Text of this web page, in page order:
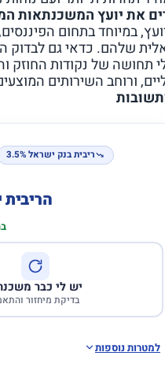
את יועץ המשכנתאות
במיוחד בתחום
שלהם. כדאי גם לבדוק
תחושה של נקודות החוזק
ורוחב השירותים
ריבית בנק ישראל 3.5%
יש לי כבר
בדיקת מיחזור
למטרות נוספות